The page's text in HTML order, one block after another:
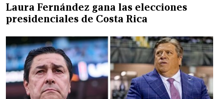
Laura Fernández gana las elecciones
presidenciales de Costa Rica